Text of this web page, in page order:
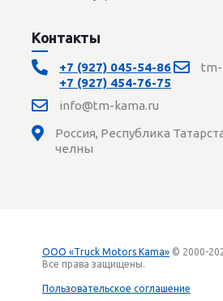
Контакты
+7 (927) 045-54-86
+7 (927) 454-76-75
tm-
info@tm-kama.ru
Россия, Республика
челны
ООО «Truck Motors Kama»© 2000-
Все права защищены.
Пользовательское соглашение